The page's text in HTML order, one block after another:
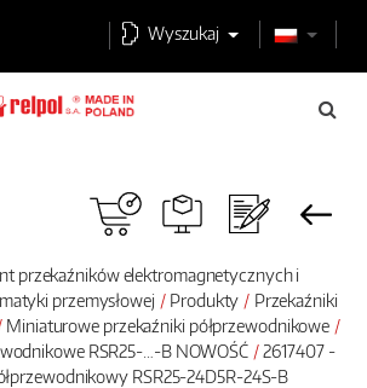
Wyszukaj
przekaźników elektromagnetycznych i
przemysłowej
Produkty
Przekaźniki
Miniaturowe przekaźniki półprzewodnikowe
RSR25-…-B NOWOŚĆ
2617407 -
RSR25-24D5R-24S-B